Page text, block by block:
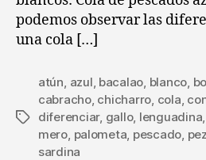
podemos observar las
una cola […]
Etiquetas
atún azul bacalao blanco
cabracho, chicharro cola
diferenciar, gallo, lenguadina
mero palometa pescado
sardina